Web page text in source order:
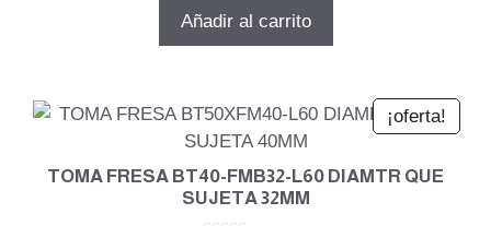
original
actual
Añadir al carrito
¡oferta!
TOMA FRESA BT40-FMB32-L60 DIAMTR QUE
SUJETA 32MM